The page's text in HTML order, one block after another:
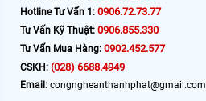
Hotline Tư Vấn 1: 0906.72.73.77
Tư Vấn Kỹ Thuật: 0906.855.330
Tư Vấn Mua Hàng: 0902.452.577
CSKH: (028) 6688.4949
Email: congngheanthanhphat@gmail.com